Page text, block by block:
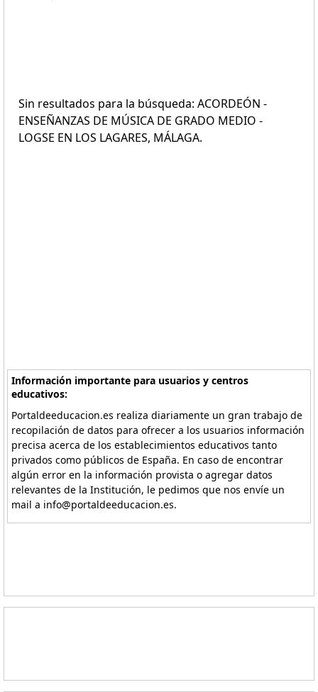
Sin resultados para la búsqueda: ACORDEÓN -
ENSEÑANZAS DE MÚSICA DE GRADO MEDIO -
LOGSE EN LOS LAGARES, MÁLAGA.
Información importante para usuarios y centros
educativos:
Portaldeeducacion.es realiza diariamente un gran trabajo de
recopilación de datos para ofrecer a los usuarios información
precisa acerca de los establecimientos educativos tanto
privados como públicos de España. En caso de encontrar
algún error en la información provista o agregar datos
relevantes de la Institución, le pedimos que nos envíe un
mail a info@portaldeeducacion.es.